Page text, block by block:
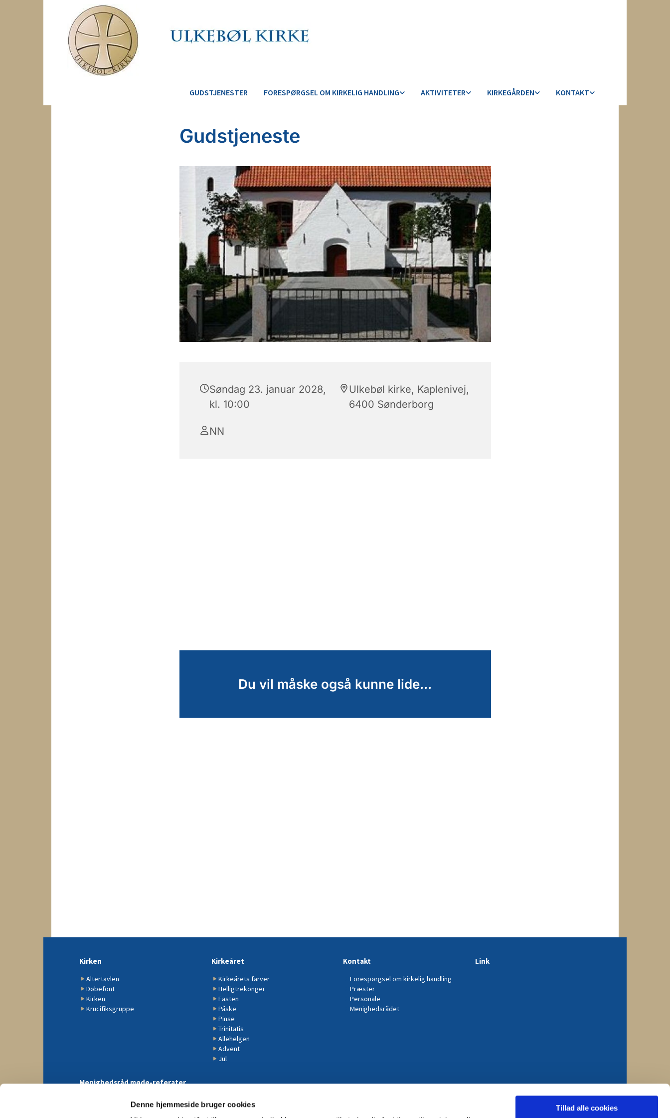
Denne hjemmeside bruger cookies
Tillad alle cookies
GUDSTJENESTER FORESPØRGSEL OM KIRKELIG HANDLING AKTIVITETER KIRKEGÅRDEN KONTAKT
Gudstjeneste
Søndag 23. januar 2028,
kl. 10:00
Ulkebøl kirke, Kaplenivej,
6400 Sønderborg
NN
Du vil måske også kunne lide...
Kirken
Altertavlen
Døbefont
Kirken
Krucifiksgruppe
Kirkeåret
Kirkeårets farver
Helligtrekonger
Fasten
Påske
Pinse
Trinitatis
Allehelgen
Advent
Jul
Kontakt
Forespørgsel om kirkelig handling
Præster
Personale
Menighedsrådet
Link
Menighedsråd møde-referater